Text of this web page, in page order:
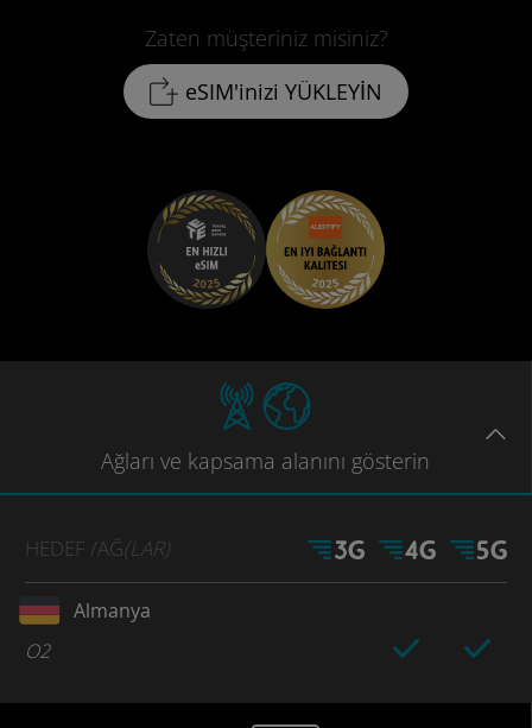
Zaten müşteriniz misiniz?
eSIM'inizi YÜKLEYİN
Ağları ve kapsama alanını gösterin
HEDEF /AĞ(LAR)
Almanya
O2